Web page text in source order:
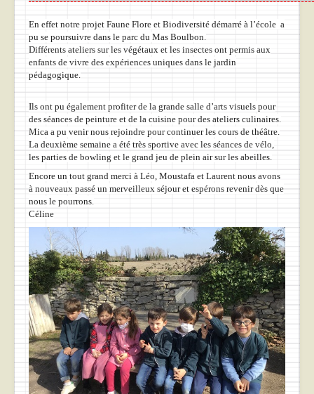
En effet notre projet Faune Flore et Biodiversité démarré à l’école a
pu se poursuivre dans le parc du Mas Boulbon.
Différents ateliers sur les végétaux et les insectes ont permis aux
enfants de vivre des expériences uniques dans le jardin
pédagogique.
Ils ont pu également profiter de la grande salle d’arts visuels pour
des séances de peinture et de la cuisine pour des ateliers culinaires.
Mica a pu venir nous rejoindre pour continuer les cours de théâtre.
La deuxième semaine a été très sportive avec les séances de vélo,
les parties de bowling et le grand jeu de plein air sur les abeilles.
Encore un tout grand merci à Léo, Moustafa et Laurent nous avons
à nouveaux passé un merveilleux séjour et espérons revenir dès que
nous le pourrons.
Céline